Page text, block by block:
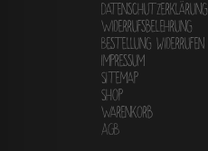
Datenschutzerklärung
Widerrufsbelehrung
Bestellung widerrufen
Impressum
Sitemap
Shop
Warenkorb
AGB